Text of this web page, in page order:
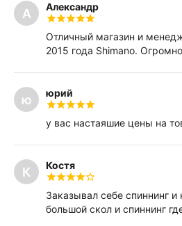
А Александр
Отличный магазин и
2015 года Shimano.
ю юрий
у вас настаяшие цены на
К Костя
Заказывал себе спиннинг
большой скол и спиннинг